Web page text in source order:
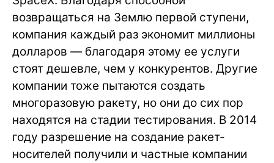
возвращаться на Землю первой ступени,
компания каждый раз экономит миллионы
долларов — благодаря этому ее услуги
стоят дешевле, чем у конкурентов. Другие
компании тоже пытаются создать
многоразовую ракету, но они до сих пор
находятся на стадии тестирования. В 2014
году разрешение на создание ракет-
носителей получили и частные компании